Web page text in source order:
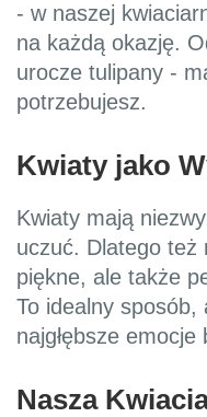
- w naszej
na każdą okazję.
urocze tulipany -
potrzebujesz.
Kwiaty jako
Kwiaty mają
uczuć. Dlatego też
piękne, ale także
To idealny sposób,
najgłębsze emocje
Nasza